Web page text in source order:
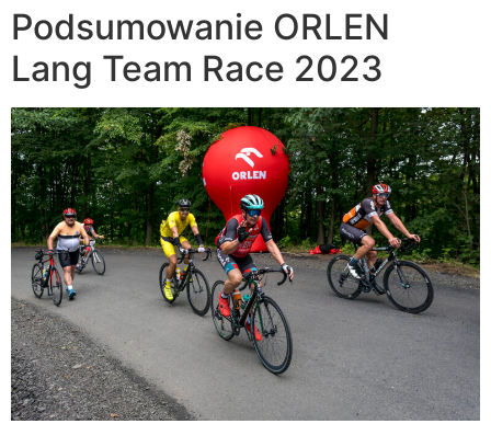
Podsumowanie ORLEN
Lang Team Race 2023